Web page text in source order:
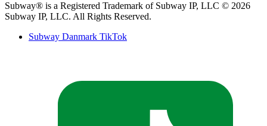
Subway® is a Registered Trademark of Subway IP, LLC © 2026
Subway IP, LLC. All Rights Reserved.​​​​‌ ‍ ​‍​‍‌‍ ‌ ​‍‌‍‍‌‌‍‌ ‌‍‍‌‌‍ ‍​‍​‍​ ‍‍​‍​‍‌ ​ ‌‍​‌‌‍ ‍‌‍‍‌‌ ‌​‌ ‍‌​‍ ‍‌‍‍‌‌‍ ​‍​‍​‍ ​​‍​‍‌‍‍​‌ ​‍‌‍‌‌‌‍‌‍​‍​‍​ ‍‍​‍​‍‌‍‍​‌ ‌​‌ ‌​‌ ​​‌ ​ ​ ‍‍​‍ ​‍ ‌‍ ‍‌‍ ‌ ​‍‌‍‌​‌‍‍‌‌‍​ ​‍ ‌‌‍​‍‌‍‍‌‌ ‌​‌‍‌‌‌ ​ ​‍ ‌‌‍‌ ‌ ​‍‌‍ ‌ ‌‌‌ ​​​‍ ‌‌ ​ ‌ ‌​‌ ‌‌‌‍‌​‌‍‍‌‌‍ ​‍ ‍‌ ‌‍‌‍‌‌‌ ​‍‌‍​ ‌‍‌‌‌‍ ​​‍ ‍‌‍​‌‌ ​​‌ ​​​‍ ‌‍‍‌‌‍ ‍‌ ‌​‌‍‌‌‌‍ ‍‌ ‌​​‍ ‌‍‌‌‌‍‌​‌‍‍‌‌ ‌​​‍ ‌‍ ‌‌‍ ‌‍‌​‌‍‌‌​ ‌‌ ​​‌ ​‍‌‍‌‌‌ ​ ‌‍‌‌‌‍ ‍‌ ‌​‌‍​‌‌ ‌​‌‍‍‌‌‍ ‌‍ ‍​ ‍ ‌‍‍‌‌‍‌​​ ‌​ ‌‍​ ​ ‌‍‌​​ ‌‌​ ​ ‌‍​‍​ ​‌​ ​​​‍ ‌​ ​‍​ ​‌​ ‌‌​ ​​​‍ ‌​ ‌​‌‍​ ‌‍​ ​ ​​​‍ ‌​ ‍​‌‍‌‌​ ‍‌​ ​‍​‍ ‌​ ‌ ‌‍‌‌​ ​‍​ ​‌​ ​‍​ ​ ​ ​ ‌‍‌‍‌‍​‍​ ‌‌​ ‍​‌‍​‌​ ‍ ‌ ‌​‌ ‍‌‌ ​​‌‍‌‌​ ‌‌ ‌ ‌‍‌‌‌‍​‍‌ ​ ‌‍‍‌‌ ‌​‌‍‌‌‌​‌‍‌‍ ‌‍ ‌ ‌​‌‍‌‌‌ ​‍​ ‍ ‌ ​​‌‍​‌‌ ‌​‌‍‍​​ ‌‌‍​ ‌‍ ‌ ​​‌ ‍‌‌ ​‍‌‍‍‌‌‍‌ ‌‍‍​‌ ‌​‌​ ‍‌‍ ‌ ‌​‌‍‍‌‌‍​ ‌‍‌‌​‍‌‌​ ‌‌‌​​‍‌‌ ‌‍‍ ‌‍‌‌‌ ‍‌​‍‌‌​ ​ ‌​‌​​‍‌‌​ ​ ‌​‌​​‍‌‌​ ​‍​ ​‍‌‍‌​‌‍​‌​‍‌‌​ ​‍​ ​‍​‍‌‌​ ‌‌‌​‌​​‍ ‍‌ ‌‍‌‍​‌‌‍ ​‌ ‌‌‌‍‌‌​ ‌‍​‍‌‍​‌‌ ​ ‌‍‌‌‌‌‌‌‌ ​‍‌‍ ​​ ‌‌‍‍​‌ ‌​‌ ‌​‌ ​​‌ ​ ​‍‌‌​ ​ ‌​​‌​‍‌‌​ ​‍‌​‌‍​‍‌‌​ ​‍‌​‌‍‌‍ ‍‌‍ ‌ ​‍‌‍‌​‌‍‍‌‌‍​ ​‍ ‌‌‍​‍‌‍‍‌‌ ‌​‌‍‌‌‌ ​ ​‍ ‌‌‍‌ ‌ ​‍‌‍ ‌ ‌‌‌ ​​​‍ ‌‌ ​ ‌ ‌​‌ ‌‌‌‍‌​‌‍‍‌‌‍ ​‍ ‍‌ ‌‍‌‍‌‌‌ ​‍‌‍​ ‌‍‌‌‌‍ ​​‍ ‍‌‍​‌‌ ​​‌ ​​​‍‌‍‌‍‍‌‌‍‌​​ ‌​ ‌‍​ ​ ‌‍‌​​ ‌‌​ ​ ‌‍​‍​ ​‌​ ​​​‍ ‌​ ​‍​ ​‌​ ‌‌​ ​​​‍ ‌​ ‌​‌‍​ ‌‍​ ​ ​​​‍ ‌​ ‍​‌‍‌‌​ ‍‌​ ​‍​‍ ‌​ ‌ ‌‍‌‌​ ​‍​ ​‌​ ​‍​ ​ ​ ​ ‌‍‌‍‌‍​‍​ ‌‌​ ‍​‌‍​‌​‍‌‍‌ ‌​‌ ‍‌‌ ​​‌‍‌‌​ ‌‌ ‌ ‌‍‌‌‌‍​‍‌ ​ ‌‍‍‌‌ ‌​‌‍‌‌‌​‌‍‌‍ ‌‍ ‌ ‌​‌‍‌‌‌ ​‍​‍‌‍‌ ​​‌‍​‌‌ ‌​‌‍‍​​ ‌‌‍​ ‌‍ ‌ ​​‌ ‍‌‌ ​‍‌‍‍‌‌‍‌ ‌‍‍​‌ ‌​‌​ ‍‌‍ ‌ ‌​‌‍‍‌‌‍​ ‌‍‌‌​‍‌‌​ ‌‌‌​​‍‌‌ ‌‍‍ ‌‍‌‌‌ ‍‌​‍‌‌​ ​ ‌​‌​​‍‌‌​ ​ ‌​‌​​‍‌‌​ ​‍​ ​‍‌‍‌​‌‍​‌​‍‌‌​ ​‍​ ​‍​‍‌‌​ ‌‌‌​‌​​‍ ‍‌ ‌‍‌‍​‌‌‍ ​‌ ‌‌‌‍‌‌​‍‌‍‌ ​​‌‍‌‌‌ ​‍‌ ​ ‌ ​​‌‍‌‌‌‍​ ‌ ‌​‌‍‍‌‌ ‌‍‌‍‌‌​ ‌‌ ​​‌ ‌‌‌‍​‍‌‍ ​‌‍‍‌‌ ​ ‌‍‍​‌‍‌‌‌‍‌​​‍​‍‌ ‌
Subway Danmark TikTok